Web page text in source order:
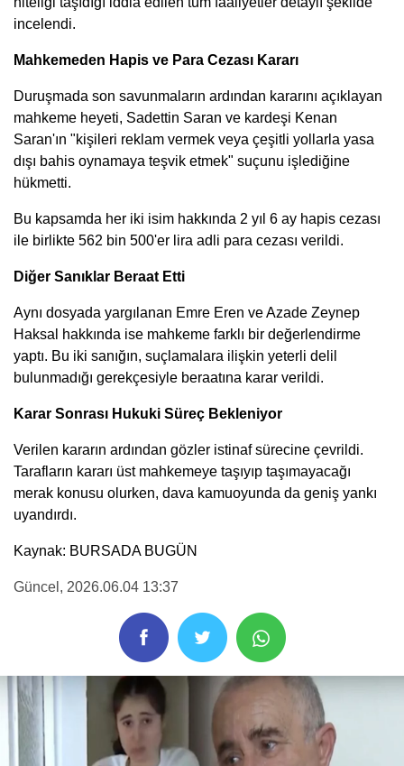
incelendi.
Mahkemeden Hapis ve Para Cezası Kararı
Duruşmada son savunmaların ardından kararını açıklayan
mahkeme heyeti, Sadettin Saran ve kardeşi Kenan
Saran'ın "kişileri reklam vermek veya çeşitli yollarla yasa
dışı bahis oynamaya teşvik etmek" suçunu işlediğine
hükmetti.
Bu kapsamda her iki isim hakkında 2 yıl 6 ay hapis cezası
ile birlikte 562 bin 500'er lira adli para cezası verildi.
Diğer Sanıklar Beraat Etti
Aynı dosyada yargılanan Emre Eren ve Azade Zeynep
Haksal hakkında ise mahkeme farklı bir değerlendirme
yaptı. Bu iki sanığın, suçlamalara ilişkin yeterli delil
bulunmadığı gerekçesiyle beraatına karar verildi.
Karar Sonrası Hukuki Süreç Bekleniyor
Verilen kararın ardından gözler istinaf sürecine çevrildi.
Tarafların kararı üst mahkemeye taşıyıp taşımayacağı
merak konusu olurken, dava kamuoyunda da geniş yankı
uyandırdı.
Kaynak: BURSADA BUGÜN
Güncel , 2026.06.04 13:37